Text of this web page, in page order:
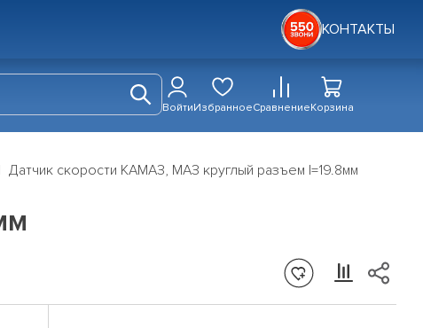
КОНТАКТЫ
ВойтиИзбранноеСравнениеКорзина
Датчик скорости КАМАЗ, МАЗ круглый разъем l=19.8мм